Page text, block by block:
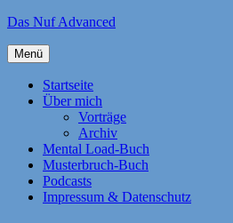
Zum
springen
Das Nuf Advanced
Menü
Startseite
Über mich
Vorträge
Archiv
Mental Load-Buch
Musterbruch-Buch
Podcasts
Impressum & Datenschutz